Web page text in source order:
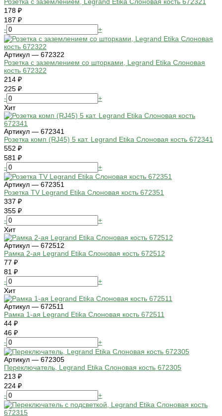
Розетка с заземлением, Legrand Etika Слоновая кость 672321
178 ₽
187 ₽
-
+
Артикул — 672322
Розетка с заземлением со шторками, Legrand Etika Слоновая
кость 672322
214 ₽
225 ₽
-
+
Хит
Артикул — 672341
Розетка комп (RJ45) 5 кат. Legrand Etika Слоновая кость 672341
552 ₽
581 ₽
-
+
Артикул — 672351
Розетка TV Legrand Etika Слоновая кость 672351
337 ₽
355 ₽
-
+
Хит
Артикул — 672512
Рамка 2-ая Legrand Etika Слоновая кость 672512
77 ₽
81 ₽
-
+
Хит
Артикул — 672511
Рамка 1-ая Legrand Etika Слоновая кость 672511
44 ₽
46 ₽
-
+
Артикул — 672305
Переключатель, Legrand Etika Слоновая кость 672305
213 ₽
224 ₽
-
+